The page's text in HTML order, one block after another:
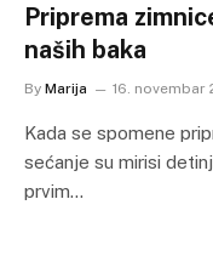
Priprema
naših baka
By Marija 16. novembar
Kada se spomene
sećanje su mirisi
prvim…